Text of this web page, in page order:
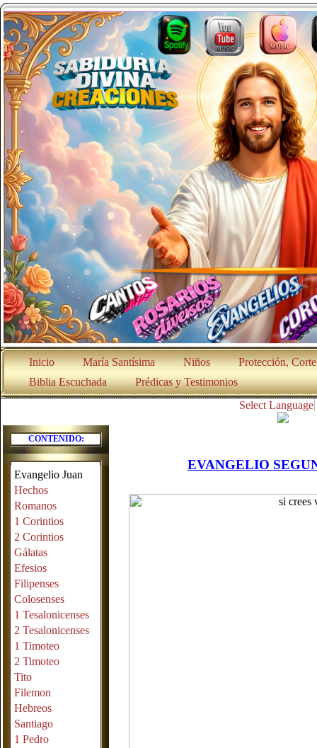
Inicio María Santísima Niños
Protección,
Biblia Escuchada
Prédicas y Testimonios
Select Language
CONTENIDO:
Evangelio Juan
Hechos
Romanos
1 Corintios
2 Corintios
Gálatas
Efesios
Filipenses
Colosenses
1 Tesalonicenses
2 Tesalonicenses
1 Timoteo
2 Timoteo
Tito
Filemon
Hebreos
Santiago
1 Pedro
EVANGELIO